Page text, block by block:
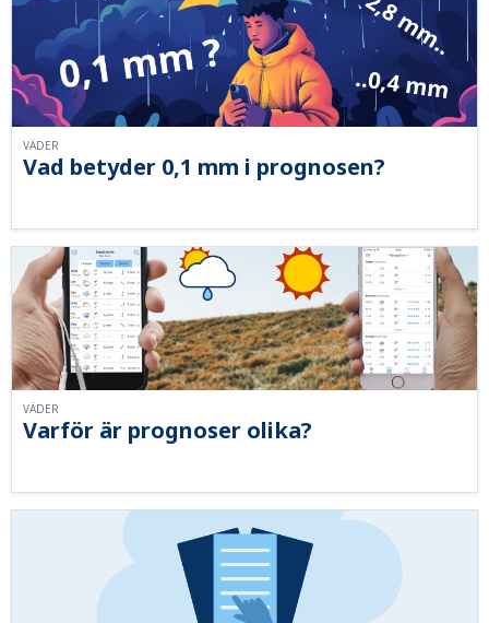
Vad betyder 0,1 mm i prognosen?
VÄDER
Varför är prognoser olika?
VÄDER